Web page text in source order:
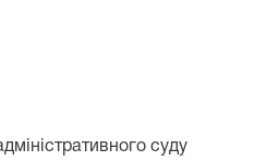
суду